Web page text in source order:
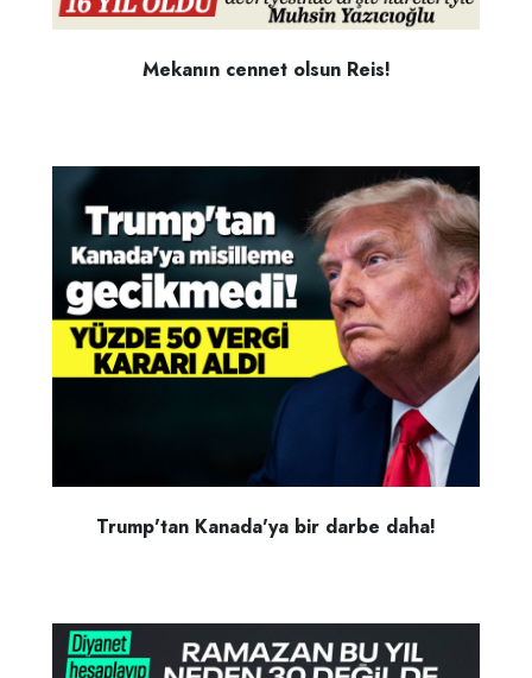
Mekanın cennet olsun Reis!
Trump'tan Kanada'ya bir darbe daha!